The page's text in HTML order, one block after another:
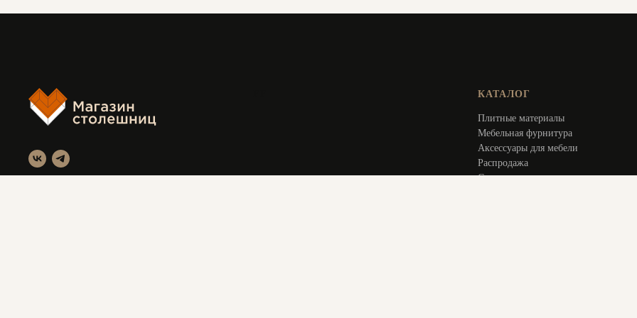
КАТАЛОГ
Плитные материалы
Мебельная фурнитура
Аксессуары для мебели
Распродажа
Специальное предложение